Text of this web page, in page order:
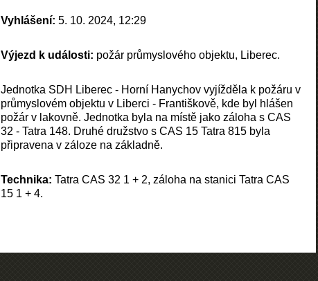
Vyhlášení: 5. 10. 2024, 12:29
Výjezd k události: požár průmyslového objektu, Liberec.
Jednotka SDH Liberec - Horní Hanychov vyjížděla k požáru v
průmyslovém objektu v Liberci - Františkově, kde byl hlášen
požár v lakovně. Jednotka byla na místě jako záloha s CAS
32 - Tatra 148. Druhé družstvo s CAS 15 Tatra 815 byla
připravena v záloze na základně.
Technika: Tatra CAS 32 1 + 2, záloha na stanici Tatra CAS
15 1 + 4.